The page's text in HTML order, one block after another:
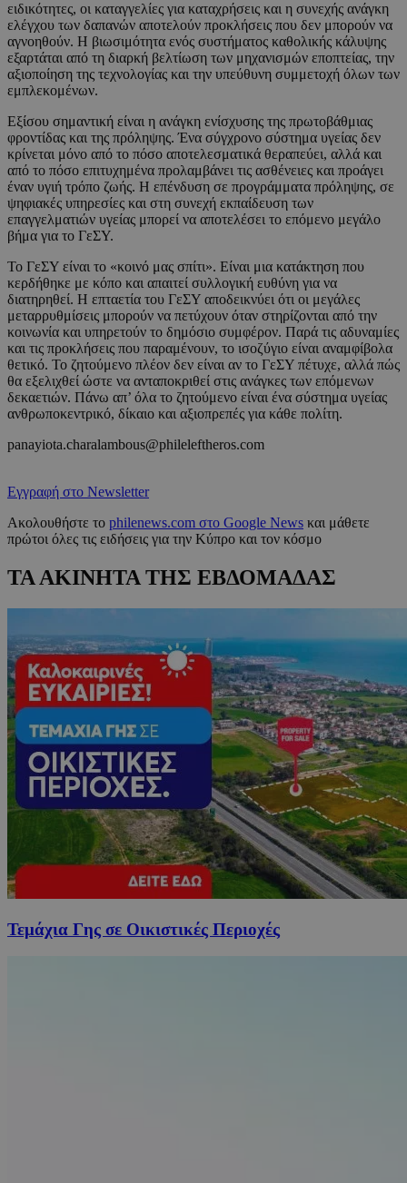
ειδικότητες, οι καταγγελίες για καταχρήσεις και η συνεχής ανάγκη
ελέγχου των δαπανών αποτελούν προκλήσεις που δεν μπορούν να
αγνοηθούν. Η βιωσιμότητα ενός συστήματος καθολικής κάλυψης
εξαρτάται από τη διαρκή βελτίωση των μηχανισμών εποπτείας, την
αξιοποίηση της τεχνολογίας και την υπεύθυνη συμμετοχή όλων των
εμπλεκομένων.
Εξίσου σημαντική είναι η ανάγκη ενίσχυσης της πρωτοβάθμιας
φροντίδας και της πρόληψης. Ένα σύγχρονο σύστημα υγείας δεν
κρίνεται μόνο από το πόσο αποτελεσματικά θεραπεύει, αλλά και
από το πόσο επιτυχημένα προλαμβάνει τις ασθένειες και προάγει
έναν υγιή τρόπο ζωής. Η επένδυση σε προγράμματα πρόληψης, σε
ψηφιακές υπηρεσίες και στη συνεχή εκπαίδευση των
επαγγελματιών υγείας μπορεί να αποτελέσει το επόμενο μεγάλο
βήμα για το ΓεΣΥ.
Το ΓεΣΥ είναι το «κοινό μας σπίτι». Είναι μια κατάκτηση που
κερδήθηκε με κόπο και απαιτεί συλλογική ευθύνη για να
διατηρηθεί. Η επταετία του ΓεΣΥ αποδεικνύει ότι οι μεγάλες
μεταρρυθμίσεις μπορούν να πετύχουν όταν στηρίζονται από την
κοινωνία και υπηρετούν το δημόσιο συμφέρον. Παρά τις αδυναμίες
και τις προκλήσεις που παραμένουν, το ισοζύγιο είναι αναμφίβολα
θετικό. Το ζητούμενο πλέον δεν είναι αν το ΓεΣΥ πέτυχε, αλλά πώς
θα εξελιχθεί ώστε να ανταποκριθεί στις ανάγκες των επόμενων
δεκαετιών. Πάνω απ’ όλα το ζητούμενο είναι ένα σύστημα υγείας
ανθρωποκεντρικό, δίκαιο και αξιοπρεπές για κάθε πολίτη.
panayiota.charalambous@phileleftheros.com
Εγγραφή στο Newsletter
Ακολουθήστε το philenews.com στο Google News και μάθετε
πρώτοι όλες τις ειδήσεις για την Κύπρο και τον κόσμο
ΤΑ ΑΚΙΝΗΤΑ ΤΗΣ ΕΒΔΟΜΑΔΑΣ
Τεμάχια Γης σε Οικιστικές Περιοχές